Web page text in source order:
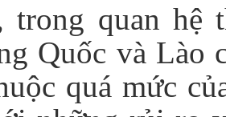
trong quan hệ
Quốc và Lào
quá mức